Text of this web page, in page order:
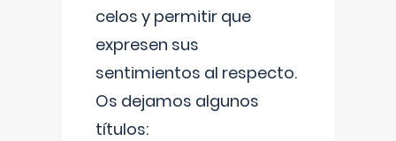
celos y permitir que
expresen sus
sentimientos al respecto.
Os dejamos algunos
títulos: